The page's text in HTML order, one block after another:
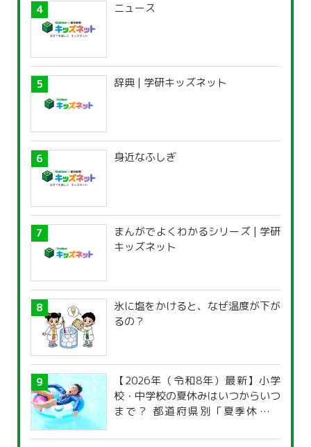
ニュース
辞典 | 学研キッズネット
身近なふしぎ
まんがでよくわかるシリーズ | 学研
キッズネット
氷に塩をかけると、なぜ温度が下が
るの？
【2026年（令和8年）最新】小学
校・中学校の夏休みはいつからいつ
まで？ 都道府県別「夏季休暇一